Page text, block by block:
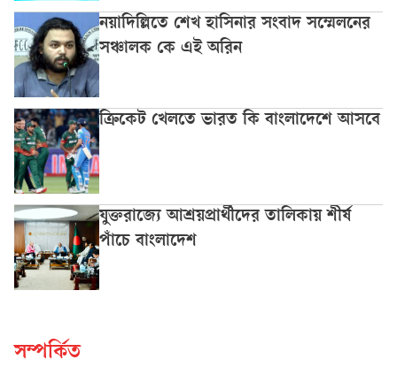
নয়াদিল্লিতে শেখ হাসিনার সংবাদ সম্মেলনের
সঞ্চালক কে এই অরিন
ক্রিকেট খেলতে ভারত কি বাংলাদেশে আসবে
যুক্তরাজ্যে আশ্রয়প্রার্থীদের তালিকায় শীর্ষ
পাঁচে বাংলাদেশ
সম্পর্কিত